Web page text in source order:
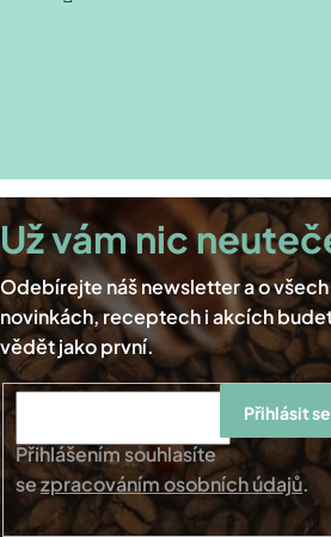
Přihlášením souhlasíte
sezpracováním osobních údajů.
Přihlásit se